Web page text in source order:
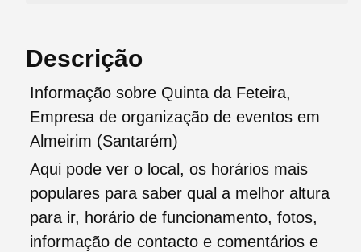
Descrição
Informação sobre Quinta da Feteira,
Empresa de organização de eventos em
Almeirim (Santarém)
Aqui pode ver o local, os horários mais
populares para saber qual a melhor altura
para ir, horário de funcionamento, fotos,
informação de contacto e comentários e